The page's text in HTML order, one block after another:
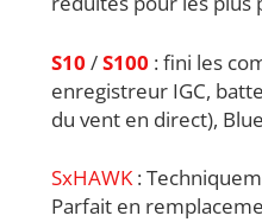
S10 /S100 : fini les
enregistreur IGC,
du vent en direct),
SxHAWK:
Parfait en